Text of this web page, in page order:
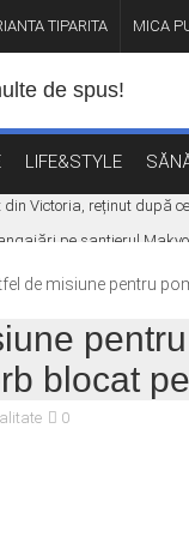
TIPARITA MICA
LIFE&STYLE
Victoria, reținut după
pe șantierul
lumina rămâne
de caniculă în
de misiune pentru
blocat
0